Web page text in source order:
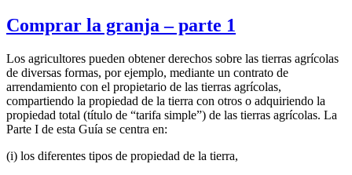
Comprar la granja – parte 1
Los agricultores pueden obtener derechos sobre las tierras agrícolas
de diversas formas, por ejemplo, mediante un contrato de
arrendamiento con el propietario de las tierras agrícolas,
compartiendo la propiedad de la tierra con otros o adquiriendo la
propiedad total (título de “tarifa simple”) de las tierras agrícolas. La
Parte I de esta Guía se centra en:
(i) los diferentes tipos de propiedad de la tierra,